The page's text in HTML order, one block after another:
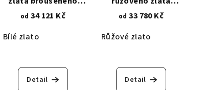
matu zdobené
1379.1
od 34 121 Kč
Bílé zlato
Detail
broušeného matu
řetízkem 1379.2
od 33 780 Kč
Růžové zlato
Detail